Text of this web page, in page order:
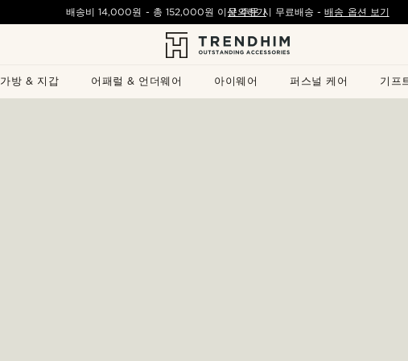
가방 & 지갑 어패럴 & 언더웨어 아이웨어 퍼스널 케어 기프
배송비14,000원 - 총 152,000원 이상 주문 시 무료배송- 배송 옵션 보기
문의하기